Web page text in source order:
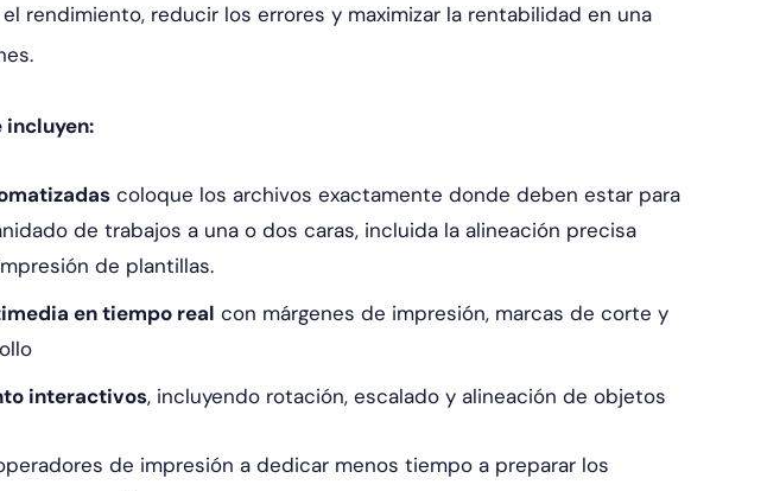
rendimiento, reducir los errores y maximizar la rentabilidad en una
coloque los archivos exactamente donde deben estar para
de trabajos a una o dos caras, incluida la alineación precisa
de plantillas.
en tiempo real con márgenes de impresión, marcas de corte y
interactivos, incluyendo rotación, escalado y alineación de objetos
de impresión a dedicar menos tiempo a preparar los